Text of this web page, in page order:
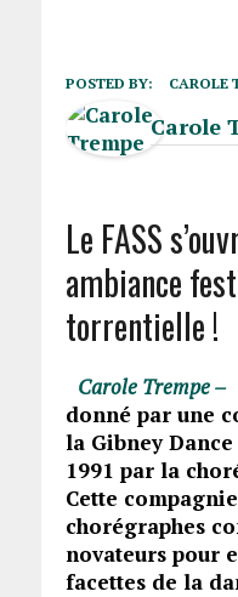
POSTED BY: CAROLE
Carole
Le FASS
ambiance
torrentielle !
Carole Trempe –
donné par une
la Gibney
1991 par la
Cette
chorégraphes
novateurs pour
facettes de la